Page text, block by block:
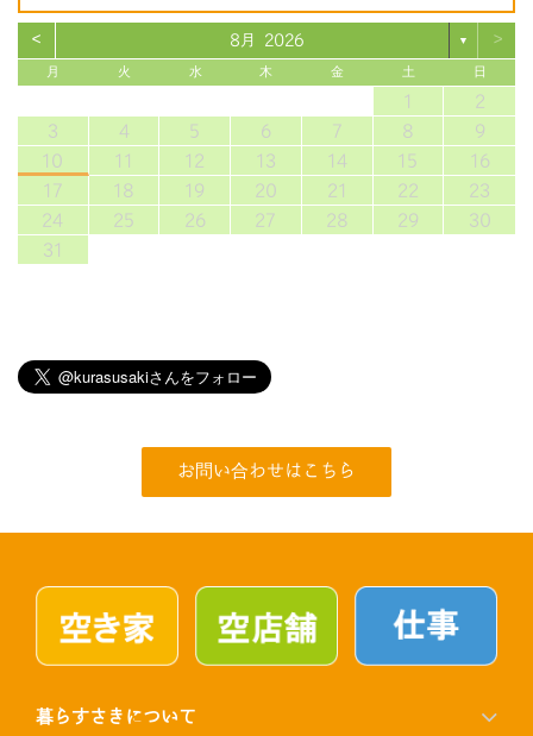
< 8月 2026 ▼ >
月 火 水 木 金 土 日
1
2
3
4 5 6 7 8
9
10
11 12 13 14 15
16
17
18 19 20 21 22
23
24
25 26 27 28 29
30
31
お問い合わせはこちら
暮らすさきについて